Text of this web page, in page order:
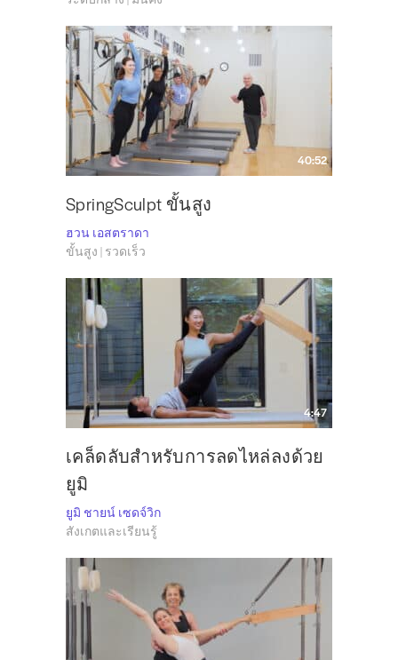
40:52
SpringSculpt ขั้นสูง
ฮวน เอสตราดา
ขั้นสูง | รวดเร็ว
4:47
เคล็ดลับสำหรับการลดไหล่ลงด้วย
ยูมิ
ยูมิ ชายน์ เซดจ์วิก
สังเกตและเรียนรู้